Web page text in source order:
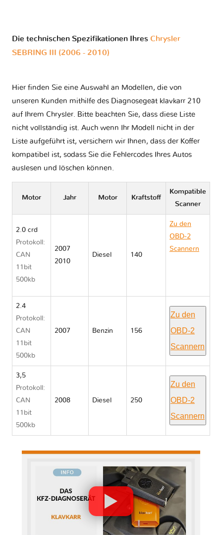
Die technischen Spezifikationen Ihres Chrysler
SEBRING III (2006 - 2010)
Hier finden Sie eine Auswahl an Modellen, die von
unseren Kunden mithilfe des Diagnosegeät klavkarr 210
auf Ihrem Chrysler. Bitte beachten Sie, dass diese Liste
nicht vollständig ist. Auch wenn Ihr Modell nicht in der
Liste aufgeführt ist, versichern wir Ihnen, dass der Koffer
kompatibel ist, sodass Sie die Fehlercodes Ihres Autos
auslesen und löschen können.
Motor Jahr Motor Kraftstoff
Kompatible
Scanner
2.0 crd
Protokoll:
CAN
11bit
500kb
2007
2010
Diesel 140
Zu den
OBD-2
Scannern
2.4
Protokoll:
CAN
11bit
500kb
2007 Benzin 156
Zu den
OBD-2
Scannern
3,5
Protokoll:
CAN
11bit
500kb
2008 Diesel 250
Zu den
OBD-2
Scannern